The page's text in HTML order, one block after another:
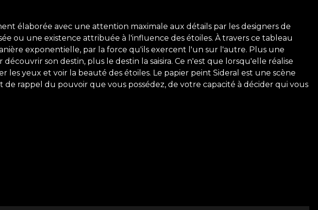
élaborée avec une attention maximale aux détails par les designers de
ou une existence attribuée à l'influence des étoiles. À travers ce tableau
exponentielle, par la force qu'ils exercent l'un sur l'autre. Plus une
son destin, plus le destin la saisira. Ce n'est que lorsqu'elle réalise
yeux et voir la beauté des étoiles. Le papier peint Sideral est une scène
rappel du pouvoir que vous possédez, de votre capacité à décider qui vous
qui sont tombés amoureux du papier peint de Love Is. Nous visons à
que nous souhaitons explorer à travers cette collection de papier peint-
Le spectateur recevra ces dessins comme un poème d'amour dédié
états et étapes : qu'ils soient loués ou condamnés et critiqués, ils font